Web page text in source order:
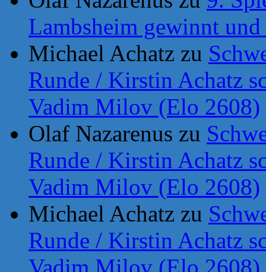
Lambsheim gewinnt
Michael Achatz zu
Runde / Kirstin Achatz
Vadim Milov (Elo 2608)
Olaf Nazarenus zu
Runde / Kirstin Achatz
Vadim Milov (Elo 2608)
Michael Achatz zu
Runde / Kirstin Achatz